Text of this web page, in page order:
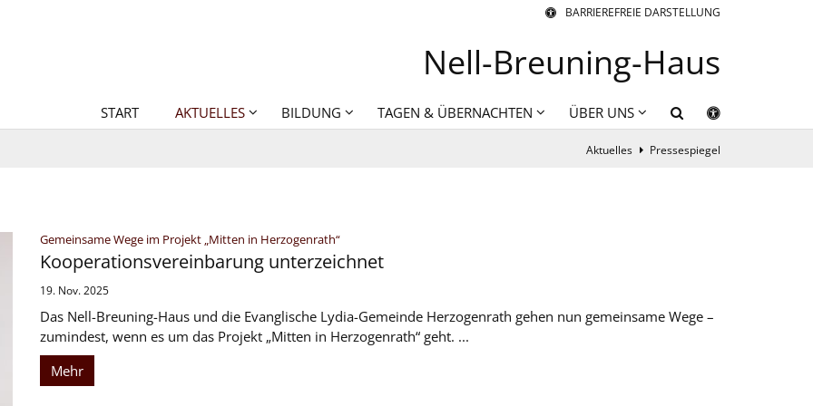
BARRIEREFREIE DARSTELLUNG
Nell-Breuning-Haus
START AKTUELLES BILDUNG TAGEN & ÜBERNACHTEN ÜBER UNS
Aktuelles Pressespiegel
Gemeinsame Wege im Projekt „Mitten in Herzogenrath“:
Kooperationsvereinbarung unterzeichnet
19. Nov. 2025
Das Nell-Breuning-Haus und die Evanglische Lydia-Gemeinde Herzogenrath gehen nun gemeinsame Wege –
zumindest, wenn es um das Projekt „Mitten in Herzogenrath“ geht. ...
Mehr